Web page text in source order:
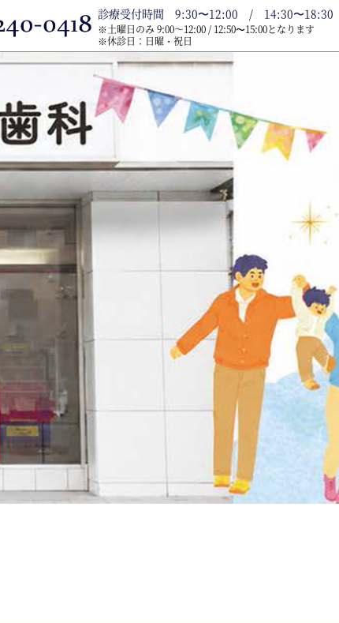
診療受付時間 9:30〜12:00 / 14:30〜18:30
※土曜日のみ 9:00～12:00 / 12:50〜15:00となります
※休診日：日曜・祝日